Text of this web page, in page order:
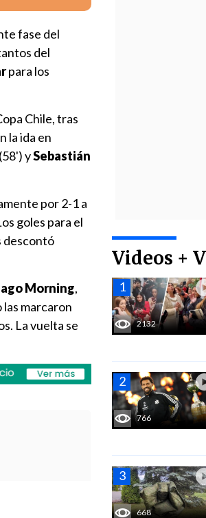
Videos +
2132
766
668
fase del
del
para los
Chile, tras
la ida en
(58') ySebastián
por 2-1 a
goles para el
descontó
Morning,
marcaron
La vuelta se